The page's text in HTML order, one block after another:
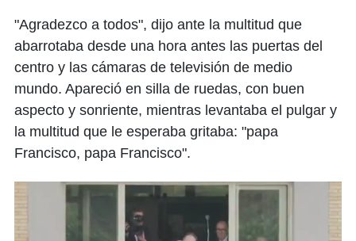
"Agradezco a todos", dijo ante la multitud que
abarrotaba desde una hora antes las puertas del
centro y las cámaras de televisión de medio
mundo. Apareció en silla de ruedas, con buen
aspecto y sonriente, mientras levantaba el pulgar y
la multitud que le esperaba gritaba: "papa
Francisco, papa Francisco".